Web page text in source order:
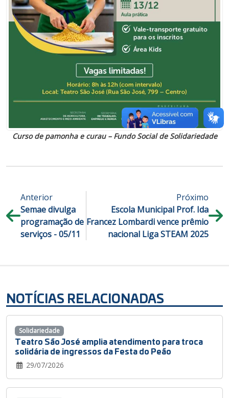
Curso de pamonha e curau – Fundo Social de Solidariedade
Anterior
Semae divulga
programação de
serviços - 05/11
Próximo
Escola Municipal Prof. Ida
Francez Lombardi vence prêmio
nacional Liga STEAM 2025
NOTÍCIAS RELACIONADAS
Teatro São José amplia atendimento para troca
solidária de ingressos da Festa do Peão
29/07/2026
Solidariedade